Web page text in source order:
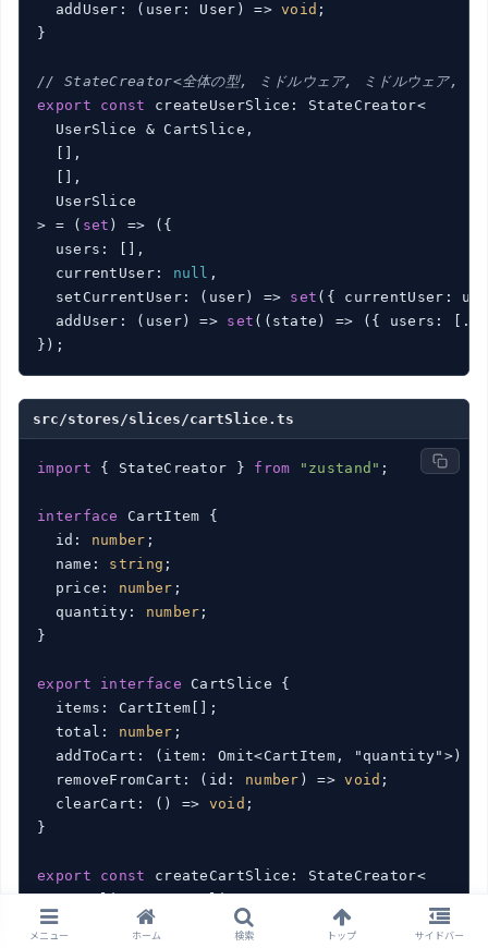
  addUser:
( user: User ) => void ;
}
// StateCreator<全体の型, ミドルウェア, ミドルウェア, こ
export
const
createUserSlice: StateCreator<
  UserSlice & CartSlice,
  [],
  [],
  UserSlice
> =
( set ) => ({
  users: [],
  currentUser:
null ,
  setCurrentUser:
( user) => set ({ currentUser:
  addUser:
( user) => set ( ( state ) => ({ users:
src/stores/slices/cartSlice.ts
import { StateCreator } from "zustand" ;
interface
CartItem {
  id:
number ;
  name:
string ;
  price:
number ;
  quantity:
number ;
}
export interface CartSlice {
  items: CartItem[];
  total:
number ;
  addToCart:
( item: Omit<CartItem, "quantity">)
  removeFromCart:
( id: number ) => void ;
  clearCart:
() => void ;
}
export const
createCartSlice: StateCreator<
  [],
メニュー ホーム 検索 トップ サイドバー